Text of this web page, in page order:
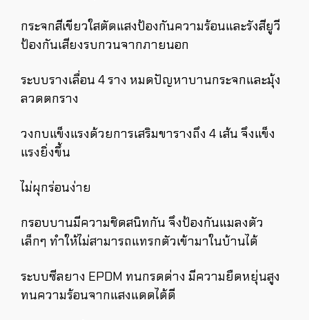
กระจกสีเขียวใสตัดแสงป้องกันความร้อนและรังสียูวี
ป้องกันเสียงรบกวนจากภายนอก
ระบบรางเลื่อน 4 ราง หมดปัญหาบานกระจกและมุ้ง
ลวดตกราง
วงกบแข็งแรงด้วยการเสริมขารางถึง 4 เส้น จึงแข็ง
แรงยิ่งขึ้น
ไม่ผุกร่อนง่าย
กรอบบานมีความชิดสนิทกัน จึงป้องกันแมลงตัว
เล็กๆ ทำให้ไม่สามารถแทรกตัวเข้ามาในบ้านได้
ระบบซีลยาง EPDM ทนกรดด่าง มีความยืดหยุ่นสูง
ทนความร้อนจากแสงแดดได้ดี